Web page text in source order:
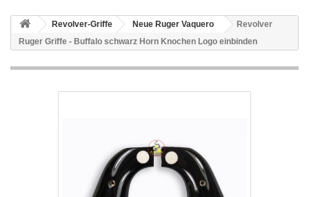
Revolver-Griffe Neue Ruger Vaquero
Revolver
Ruger Griffe - Buffalo schwarz Horn Knochen Logo einbinden